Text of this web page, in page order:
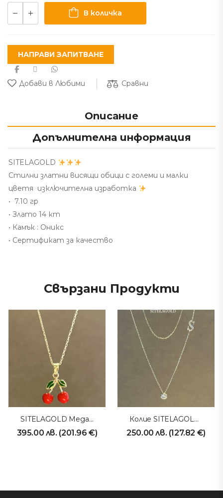
В количка
НАПРАВИ ЗАПИТВАНЕ
Добави в Любими Сравни
Описание
Допълнителна информация
SITELAGOLD
Стилни златни висящи обици с големи и малки
цветя изключителна изработка
• 7.10 гр
• Злато 14 кт
• Камък : Оникс
• Сертификат за качество
Свързани Продукти
SITELAGOLD Медальон Черешки
395.00 лв. (201.96€)
Колие SITELAGOLD 230902
250.00лв. (127.82 €)